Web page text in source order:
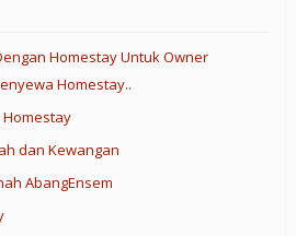
Homestay Untuk Owner
Homestay..
dan Kewangan
AbangEnsem